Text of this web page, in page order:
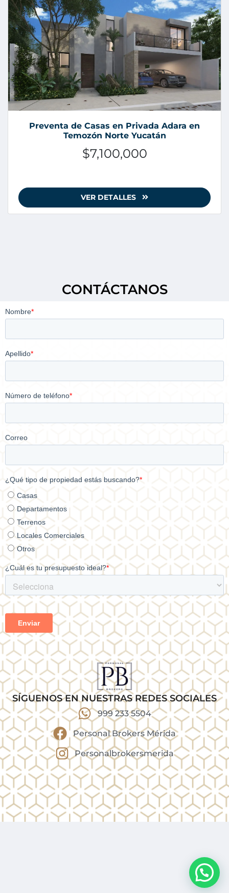
Preventa de Casas en Privada Adara en
Temozón Norte Yucatán
$7,100,000
VER DETALLES
CONTÁCTANOS
SÍGUENOS EN NUESTRAS REDES SOCIALES
999 233 5504
Personal Brokers Mérida
Personalbrokersmerida